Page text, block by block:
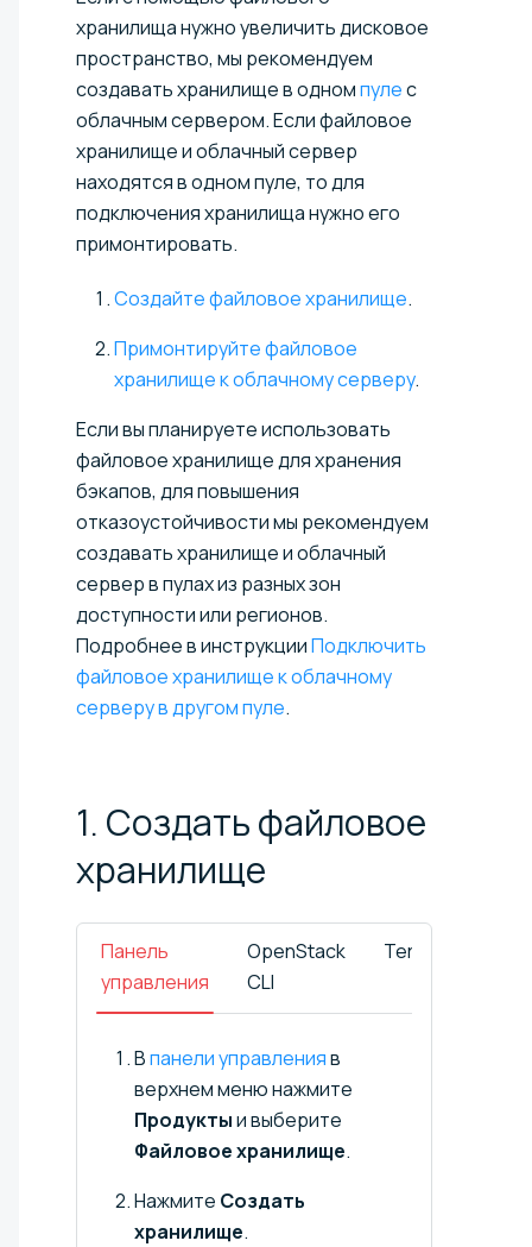
хранилища нужно увеличить дисковое
пространство, мы рекомендуем
создавать хранилище в одномпулес
облачным сервером. Если файловое
хранилище и облачный сервер
находятся в одном пуле, то для
подключения хранилища нужно его
примонтировать.
Создайте файловое хранилище.
Примонтируйте файловое
хранилище к облачному серверу.
Если вы планируете использовать
файловое хранилище для хранения
бэкапов, для повышения
отказоустойчивости мы рекомендуем
создавать хранилище и облачный
сервер в пулах из разных зон
доступности или регионов.
Подробнее в инструкцииПодключить
файловое хранилище к облачному
серверу в другом пуле.
1. Создать файловое
хранилище
Панель
управления
OpenStack
CLI
Terraform
Впанели управленияв
верхнем меню нажмите
Продуктыи выберите
Файловое хранилище.
Нажмите Создать
хранилище.